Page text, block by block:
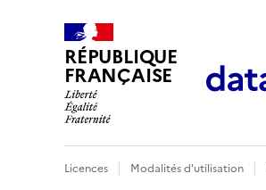
RÉPUBLIQUE
FRANÇAISE
Licences Modalités d'utilisation